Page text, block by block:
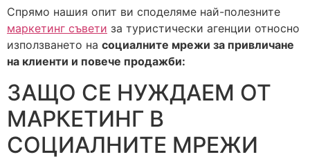
Спрямо нашия опит ви споделяме най-полезните
маркетинг съвети за туристически агенции относно
използването на социалните мрежи за привличане
на клиенти и повече продажби:
ЗАЩО СЕ НУЖДАЕМ ОТ
МАРКЕТИНГ В
СОЦИАЛНИТЕ МРЕЖИ